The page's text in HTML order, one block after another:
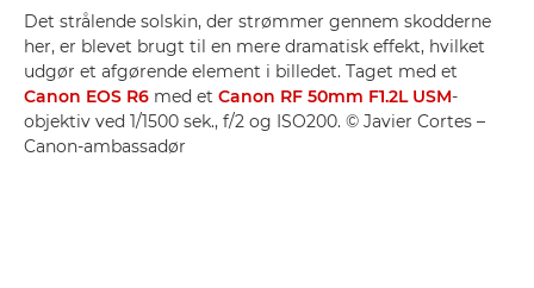
Det strålende solskin, der strømmer gennem skodderne
her, er blevet brugt til en mere dramatisk effekt, hvilket
udgør et afgørende element i billedet. Taget med et
Canon EOS R6 med et Canon RF 50mm F1.2L USM-
objektiv ved 1/1500 sek., f/2 og ISO200. © Javier Cortes –
Canon-ambassadør